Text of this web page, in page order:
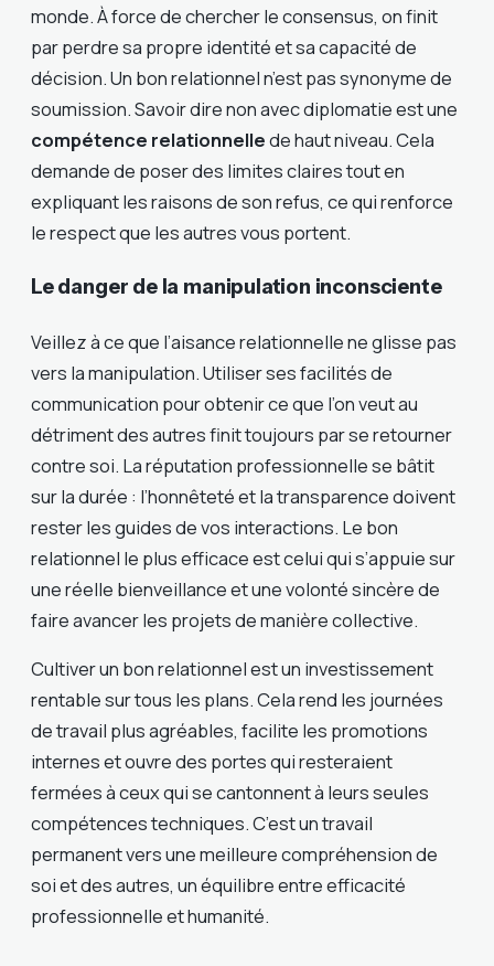
monde. À force de chercher le consensus, on finit
par perdre sa propre identité et sa capacité de
décision. Un bon relationnel n’est pas synonyme de
soumission. Savoir dire non avec diplomatie est une
compétence relationnellede haut niveau. Cela
demande de poser des limites claires tout en
expliquant les raisons de son refus, ce qui renforce
le respect que les autres vous portent.
Le danger de la manipulation inconsciente
Veillez à ce que l’aisance relationnelle ne glisse pas
vers la manipulation. Utiliser ses facilités de
communication pour obtenir ce que l’on veut au
détriment des autres finit toujours par se retourner
contre soi. La réputation professionnelle se bâtit
sur la durée : l’honnêteté et la transparence doivent
rester les guides de vos interactions. Le bon
relationnel le plus efficace est celui qui s’appuie sur
une réelle bienveillance et une volonté sincère de
faire avancer les projets de manière collective.
Cultiver un bon relationnel est un investissement
rentable sur tous les plans. Cela rend les journées
de travail plus agréables, facilite les promotions
internes et ouvre des portes qui resteraient
fermées à ceux qui se cantonnent à leurs seules
compétences techniques. C’est un travail
permanent vers une meilleure compréhension de
soi et des autres, un équilibre entre efficacité
professionnelle et humanité.